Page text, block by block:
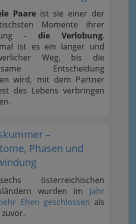
Paareist sie einer der
Momente ihrer
- die Verlobung.
ist es ein langer und
Weg, bis die
Entscheidung
wird, mit dem Partner
des Lebens verbringen
–
Phasen und
österreichischen
wurden im Jahr
Ehen geschlossen als
zuvor.